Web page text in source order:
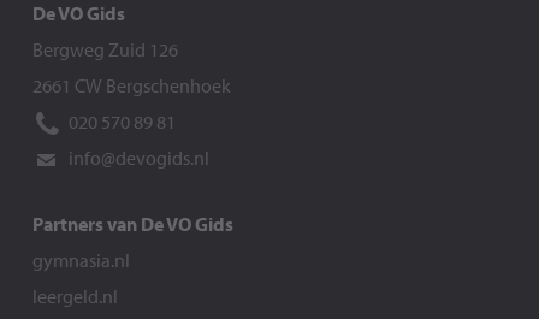
De VO Gids
Bergweg Zuid 126
2661 CW Bergschenhoek
020 570 89 81
info@devogids.nl
Partners van De VO Gids
gymnasia.nl
leergeld.nl